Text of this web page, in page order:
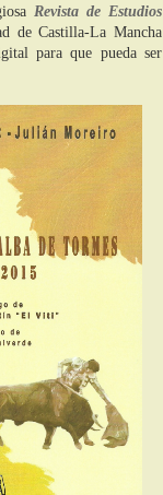
Revista de Estudios
de Castilla-La Mancha
para que pueda ser